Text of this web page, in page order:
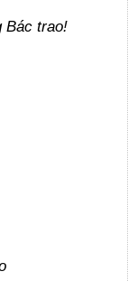
Bác trao!